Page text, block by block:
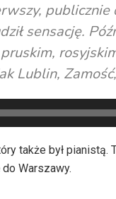
sensację.
Lublin,
także był
Warszawy.